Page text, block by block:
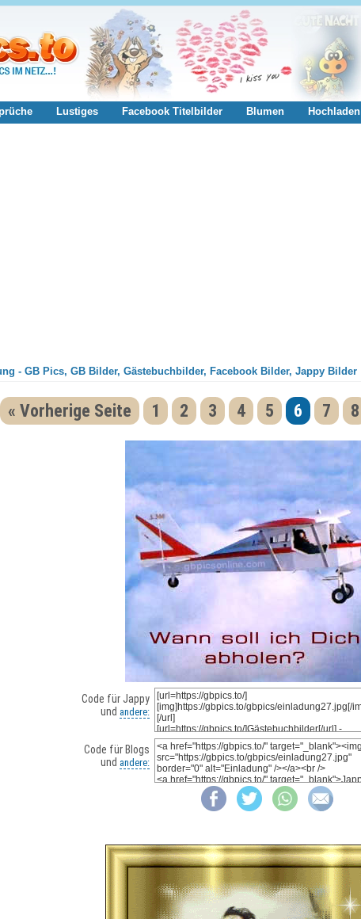
Lustiges Facebook Titelbilder Blumen Hochladen
- GB Pics, GB Bilder, Gästebuchbilder, Facebook Bilder, Jappy Bilder
« Vorherige Seite 1 2 3 4 5 6 7 8
Code für Jappy
und andere:
Code für Blogs
und andere: